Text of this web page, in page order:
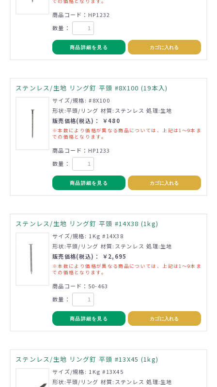
商品コード：HP1232
数量：
商品詳細を見る カゴに入れる
ステンレス/生地 リング釘 平頭 #8X100 (19本入)
サイズ/規格: #8X100
形状:平頭/リング 材質:ステンレス 処理:生地
販売価格(税込)： ￥480
※本数により価格が異なる商品については、上記は1～9本ま
での価格となります。
商品コード：HP1233
数量：
商品詳細を見る カゴに入れる
ステンレス/生地 リング釘 平頭 #14X38 (1kg)
サイズ/規格: 1Kg #14X38
形状:平頭/リング 材質:ステンレス 処理:生地
販売価格(税込)： ￥2,695
※本数により価格が異なる商品については、上記は1～9本ま
での価格となります。
商品コード：50-463
数量：
商品詳細を見る カゴに入れる
ステンレス/生地 リング釘 平頭 #13X45 (1kg)
サイズ/規格: 1Kg #13X45
形状:平頭/リング 材質:ステンレス 処理:生地